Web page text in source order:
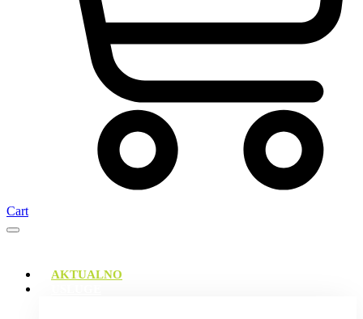
Cart
AKTUALNO